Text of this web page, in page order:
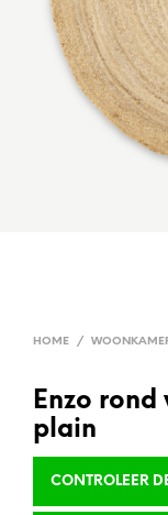
HOME /
Enzo rond
plain
CONTROLEER